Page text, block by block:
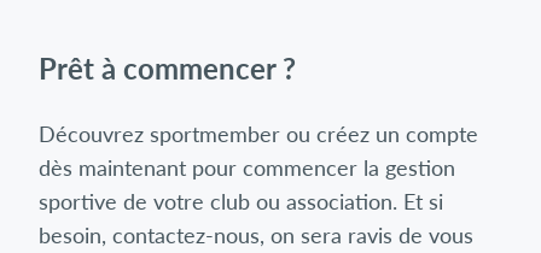
Prêt à commencer ?
Découvrez sportmember ou créez un compte
dès maintenant pour commencer la gestion
sportive de votre club ou association. Et si
besoin, contactez-nous, on sera ravis de vous